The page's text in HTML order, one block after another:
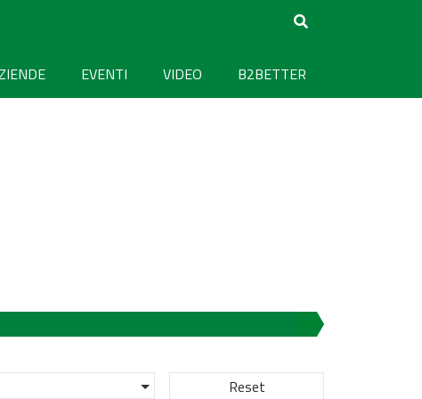
EVENTI VIDEO B2BETTER
Reset